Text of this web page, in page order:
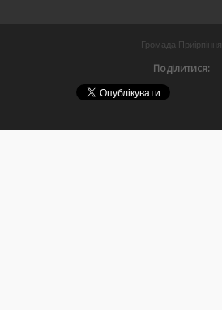
Громада Приірпіння
Поділитися: